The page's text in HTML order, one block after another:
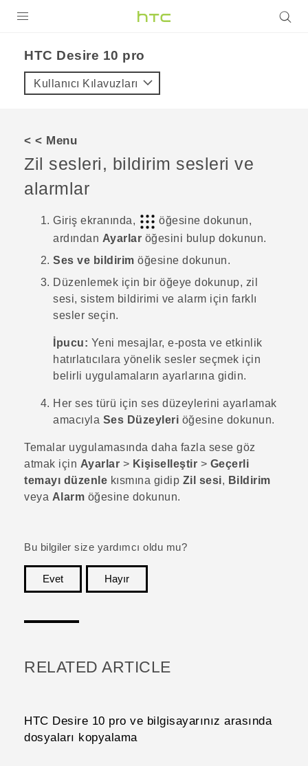
VIVE
VIVERSE
DESTEK
HTC Desire 10 pro‎
Kullanıcı Kılavuzları
< < Menu
Zil sesleri, bildirim sesleri ve
alarmlar
Giriş ekranında,
öğesine dokunun,
ardından Ayarlar öğesini bulup dokunun.
Ses ve bildirim öğesine dokunun.
Düzenlemek için bir öğeye dokunup, zil
sesi, sistem bildirimi ve alarm için farklı
sesler seçin.
İpucu: Yeni mesajlar, e-posta ve etkinlik
hatırlatıcılara yönelik sesler seçmek için
belirli uygulamaların ayarlarına gidin.
Her ses türü için ses düzeylerini ayarlamak
amacıyla Ses Düzeyleri öğesine dokunun.
Temalar uygulamasında daha fazla sese göz
atmak için Ayarlar > Kişiselleştir > Geçerli
temayı düzenle kısmına gidip Zil sesi, Bildirim
veya Alarm öğesine dokunun.
Bu bilgiler size yardımcı oldu mu?
Evet
Hayır
RELATED ARTICLE
HTC Desire 10 pro ve bilgisayarınız arasında
dosyaları kopyalama